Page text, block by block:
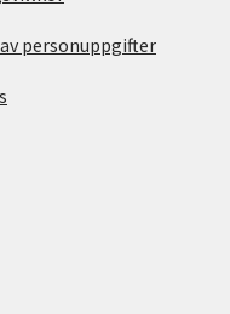
personuppgifter